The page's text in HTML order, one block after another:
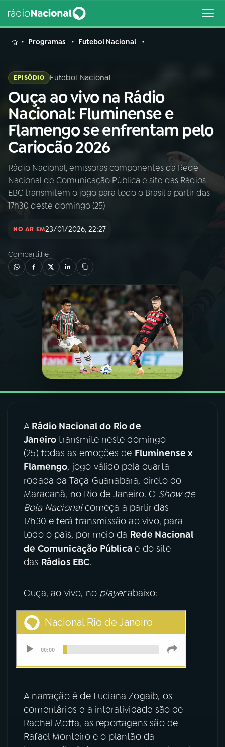
MENU
Buscar
na
Rádio
Nacional
Buscar
AO VIVO
01INÍCIO
PROGRAMAÇÃO
PROGRAMAS
PODCASTS
VIDEOCASTS
ACOMPANHE A RÁDIO NACIONAL
YouTube Facebook
Instagram X
TikTok
Programas Futebol Nacional
EPISÓDIO Futebol Nacional
Ouça ao vivo na Rádio
Nacional: Fluminense e
Flamengo se enfrentam pelo
Cariocão 2026
Rádio Nacional, emissoras componentes da Rede
Nacional de Comunicação Pública e site das Rádios
EBC transmitem o jogo para todo o Brasil a partir das
17h30 deste domingo (25)
NO AR EM23/01/2026, 22:27
Compartilhe
A Rádio Nacional do Rio de
Janeiro transmite neste domingo
(25) todas as emoções de Fluminense x
Flamengo, jogo válido pela quarta
rodada da Taça Guanabara, direto do
Maracanã, no Rio de Janeiro. O Show de
Bola Nacionalcomeça a partir das
17h30 e terá transmissão ao vivo, para
todo o país, por meio da Rede Nacional
de Comunicação Pública e do site
das Rádios EBC.
Ouça, ao vivo, no playerabaixo:
A narração é de Luciana Zogaib, os
comentários e a interatividade são de
Rachel Motta, as reportagens são de
Rafael Monteiro e o plantão da